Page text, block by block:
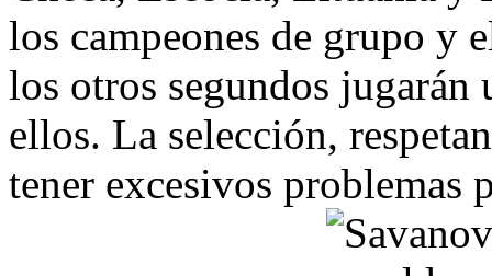
los campeones de grupo y
los otros segundos jugarán
ellos. La selección,
tener excesivos problemas